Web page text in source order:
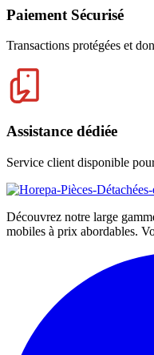
Paiement Sécurisé
Transactions protégées et
Assistance dédiée
Service client disponible
Découvrez notre large
mobiles à prix abordables.